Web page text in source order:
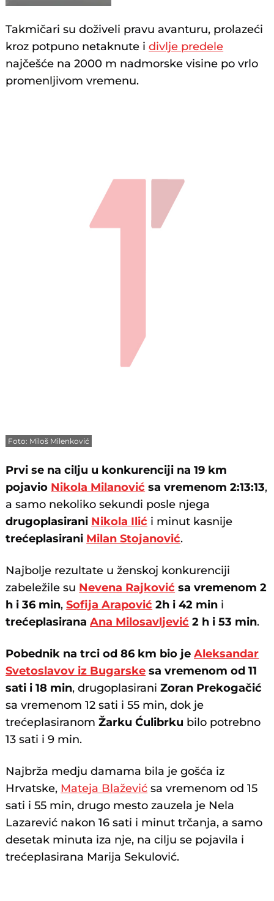
Takmičari su doživeli pravu avanturu, prolazeći
kroz potpuno netaknute idivlje predele
najčešće na 2000 m nadmorske visine po vrlo
promenljivom vremenu.
Foto: Miloš Milenković
Prvi se na cilju u konkurenciji na 19 km
pojavio Nikola Milanović sa vremenom 2:13:13,
a samo nekoliko sekundi posle njega
drugoplasirani Nikola Ilić i minut kasnije
trećeplasirani Milan Stojanović.
Najbolje rezultate u ženskoj konkurenciji
zabeležile su Nevena Rajković sa vremenom 2
h i 36 min,Sofija Arapović 2h i 42 min i
trećeplasiranaAna Milosavljević 2 h i 53 min.
Pobednik na trci od 86 km bio jeAleksandar
Svetoslavov iz Bugarske sa vremenom od 11
sati i 18 min, drugoplasiraniZoran Prekogačić
sa vremenom 12 sati i 55 min, dok je
trećeplasiranomŽarku Ćulibrku bilo potrebno
13 sati i 9 min.
Najbrža medju damama bila je gošća iz
Hrvatske, Mateja Blažević sa vremenom od 15
sati i 55 min, drugo mesto zauzela je Nela
Lazarević nakon 16 sati i minut trčanja, a samo
desetak minuta iza nje, na cilju se pojavila i
trećeplasirana Marija Sekulović.